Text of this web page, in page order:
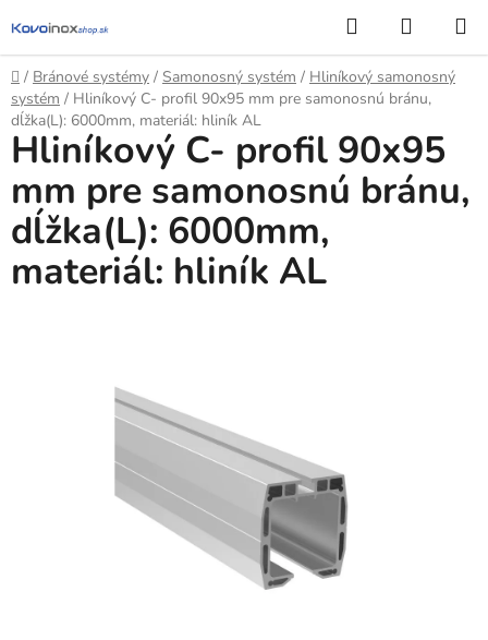
na
obsah
Hľadať
KOŠÍK
Domov
/ Bránové systémy / Samonosný systém / Hliníkový samonosný
systém / Hliníkový C- profil 90x95 mm pre samonosnú bránu,
dĺžka(L): 6000mm, materiál: hliník AL
Hliníkový C- profil 90x95
mm pre samonosnú bránu,
dĺžka(L): 6000mm,
materiál: hliník AL